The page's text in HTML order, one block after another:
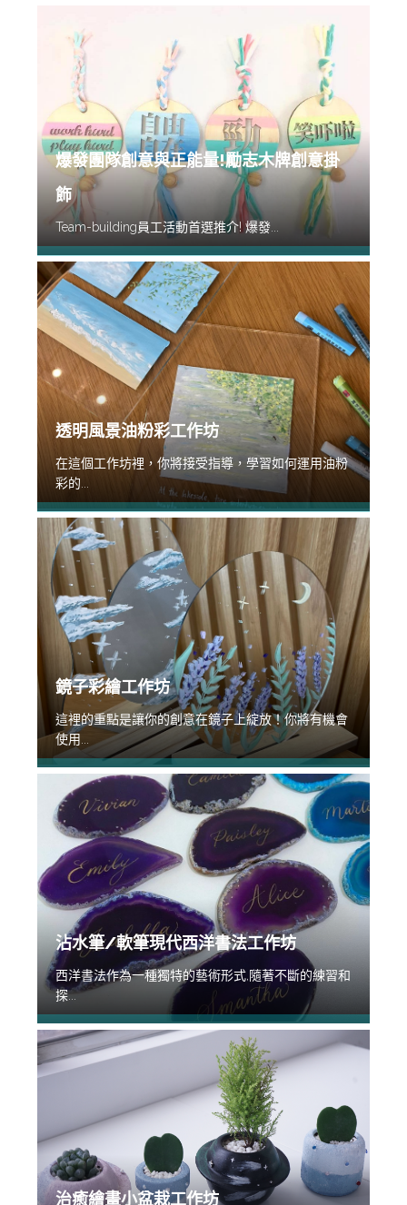
爆發團隊創意與正能量!勵志木牌創意掛
飾
Team-building員工活動首選推介! 爆發...
透明風景油粉彩工作坊
在這個工作坊裡，你將接受指導，學習如何運用油粉
彩的...
鏡子彩繪工作坊
這裡的重點是讓你的創意在鏡子上綻放！你將有機會
使用...
沾水筆/軟筆現代西洋書法工作坊
西洋書法作為一種獨特的藝術形式,隨著不斷的練習和
探...
治癒繪畫小盆栽工作坊